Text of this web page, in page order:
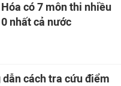
có 7 môn thi nhiều
nhất cả nước
dẫn cách tra cứu điểm